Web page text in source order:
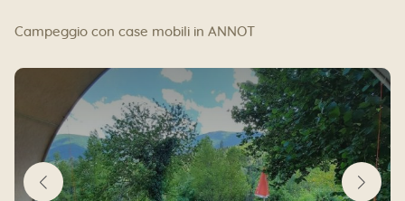
Campeggio con case mobili in ANNOT